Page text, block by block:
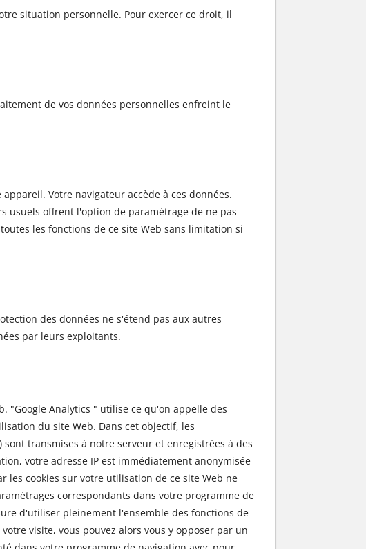
situation personnelle. Pour exercer ce droit, il
de vos données personnelles enfreint le
Votre navigateur accède à ces données.
usuels offrent l'option de paramétrage de ne pas
les fonctions de ce site Web sans limitation si
des données ne s'étend pas aux autres
par leurs exploitants.
"Google Analytics " utilise ce qu'on appelle des
du site Web. Dans cet objectif, les
transmises à notre serveur et enregistrées à des
votre adresse IP est immédiatement anonymisée
cookies sur votre utilisation de ce site Web ne
correspondants dans votre programme de
d'utiliser pleinement l'ensemble des fonctions de
visite, vous pouvez alors vous y opposer par un